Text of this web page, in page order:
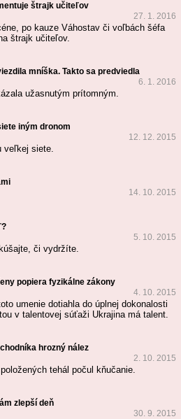
štrajk učiteľov
27. 1. 2016
po kauze Váhostav či voľbách šéfa
štrajk učiteľov.
mníška. Takto sa predviedla
6. 1. 2016
užasnutým prítomným.
iným dronom
12. 12. 2015
veľkej siete.
14. 10. 2015
5. 10. 2015
či vydržíte.
popiera fyzikálne zákony
4. 10. 2015
umenie dotiahla do úplnej dokonalosti
v talentovej súťaži Ukrajina má talent.
hrozný nález
2. 10. 2015
tehál počul kňučanie.
zlepší deň
30. 9. 2015